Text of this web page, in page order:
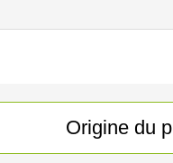
Origine du